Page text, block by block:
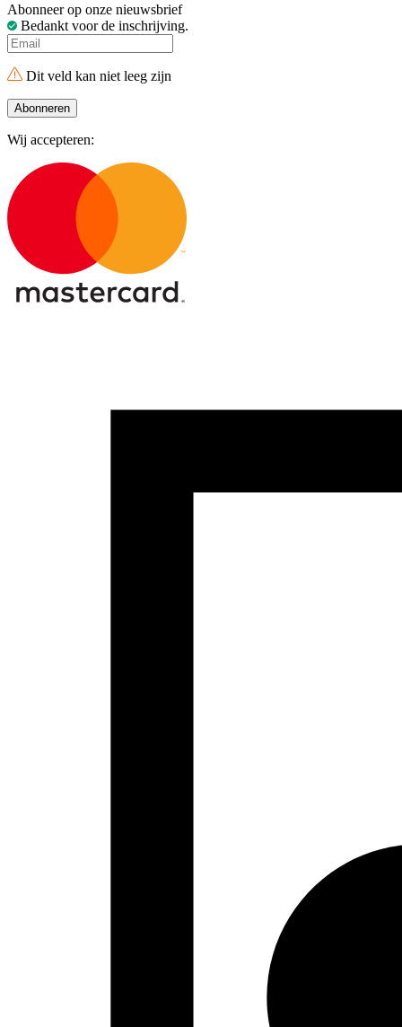
Abonneer op onze nieuwsbrief
Bedankt voor de inschrijving.
Dit veld kan niet leeg zijn
Abonneren
Wij accepteren: